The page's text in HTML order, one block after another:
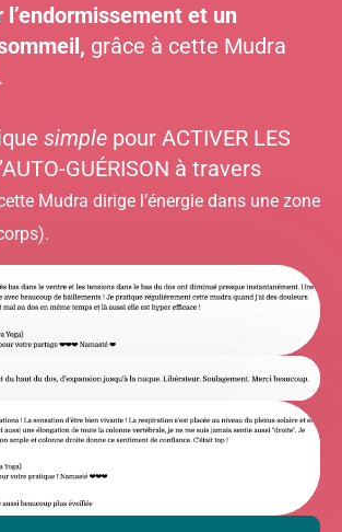
l’endormissement et un
grâce à cette Mudra
simple pour ACTIVER LES
GUÉRISON à travers
Mudra dirige l’énergie dans une zone